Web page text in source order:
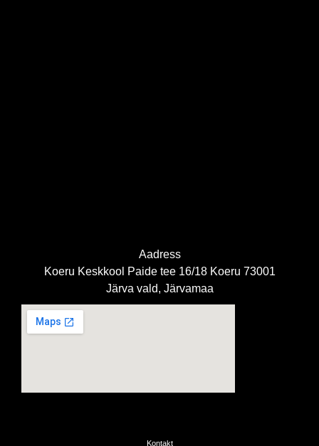
Aadress
Koeru Keskkool Paide tee 16/18 Koeru 73001
Järva vald, Järvamaa
Kontakt